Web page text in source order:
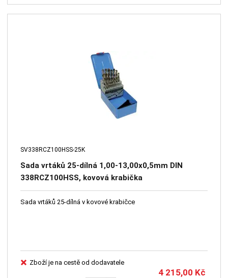
SV338RCZ100HSS-25K
Sada vrtáků 25-dílná 1,00-13,00x0,5mm DIN
338RCZ100HSS, kovová krabička
Sada vrtáků 25-dílná v kovové krabičce
Zboží je na cestě od dodavatele
4 215,00 Kč